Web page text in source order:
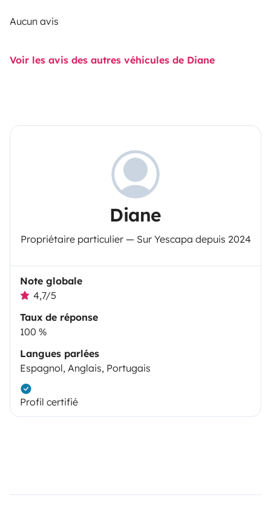
Aucun avis
Voir les avis des autres véhicules de Diane
Diane
Propriétaire particulier — Sur Yescapa depuis 2024
Note globale
4,7/5
Taux de réponse
100 %
Langues parlées
Espagnol, Anglais, Portugais
Profil certifié